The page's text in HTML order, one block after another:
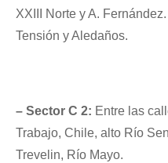
XXIII Norte y A.
Tensión y Aledaños.
– Sector C 2: Entre las
Trabajo, Chile, alto Río
Trevelin, Río Mayo.